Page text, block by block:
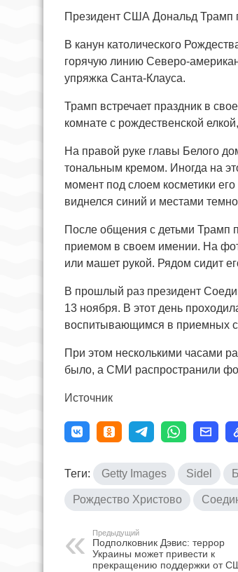
Президент США Дональд Трамп
В канун католического
горячую линию Северо-
упряжка Санта-Клауса.
Трамп встречает праздник в
комнате с рождественской
На правой руке главы Белого
тональным кремом. Иногда на
момент под слоем косметики
виднелся синий и местами
После общения с детьми Трамп
приемом в своем имении. На
или машет рукой. Рядом сидит
В прошлый раз президент
13 ноября. В этот день
воспитывающимся в приемных
При этом несколькими часами
было, а СМИ распространили
Источник
Теги: Getty Images Sidel
Рождество Христово
Предыдущий
Подполковник Дэвис: террор
Украины может привести к
прекращению поддержки от